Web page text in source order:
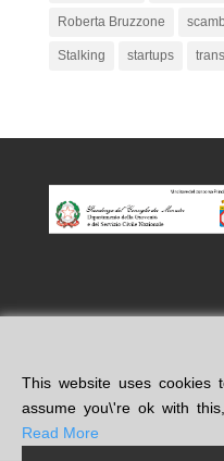
Roberta Bruzzone
Stalking startups
This website uses cookies
assume you\'re ok with
Read More